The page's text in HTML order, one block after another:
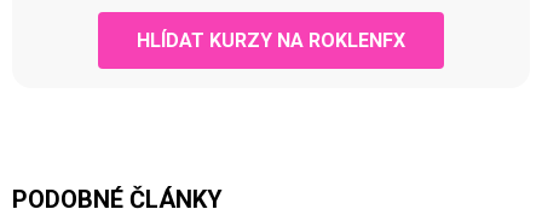
HLÍDAT KURZY NA ROKLENFX
PODOBNÉ ČLÁNKY